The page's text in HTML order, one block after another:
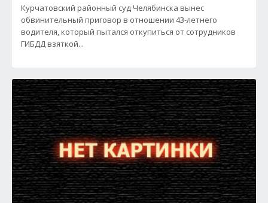
Курчатовский районный суд Челябинска вынес
обвинительный приговор в отношении 43-летнего
водителя, который пытался откупиться от сотрудников
ГИБДД взяткой...